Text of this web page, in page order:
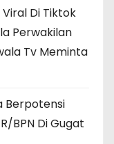
Di Tiktok
Perwakilan
Tv Meminta
Berpotensi
BPN Di Gugat